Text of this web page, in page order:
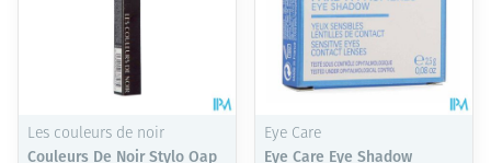
Les couleurs de noir
Couleurs De Noir Stylo Oap
Eye Care
Eye Care Eye Shadow